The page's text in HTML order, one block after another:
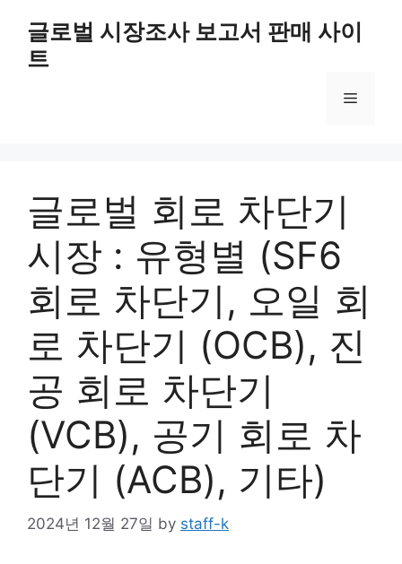
content
글로벌 시장조사 보고서 판매 사이
트
Menu
글로벌 회로 차단기
시장 : 유형별 (SF6
회로 차단기, 오일 회
로 차단기 (OCB), 진
공 회로 차단기
(VCB), 공기 회로 차
단기 (ACB), 기타)
2024년 12월 27일 by staff-k